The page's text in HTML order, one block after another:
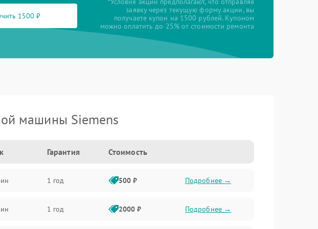
1500 ₽
заявку через текущую форму акции, вы
получаете купон на 1500 рублей. Купоном
можно оплатить до 25% от стоимости ремонта
машины Siemens
Гарантия Стоимость
1 год 500 ₽ Подробнее →
1 год 2000 ₽ Подробнее →